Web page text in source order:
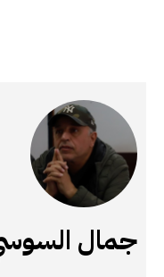
جمال